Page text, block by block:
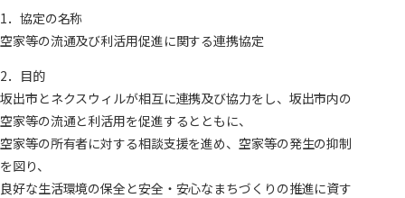
1．協定の名称
空家等の流通及び利活用促進に関する連携協定
2．目的
坂出市とネクスウィルが相互に連携及び協力をし、坂出市内の
空家等の流通と利活用を促進するとともに、
空家等の所有者に対する相談支援を進め、空家等の発生の抑制
を図り、
良好な生活環境の保全と安全・安心なまちづくりの推進に資す